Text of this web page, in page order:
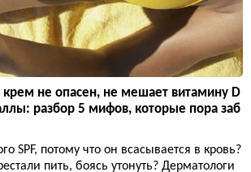
не опасен, не мешает витамину D
разбор 5 мифов, которые пора заб
SPF, потому что он всасывается в кровь?
пить, боясь утонуть? Дерматологи